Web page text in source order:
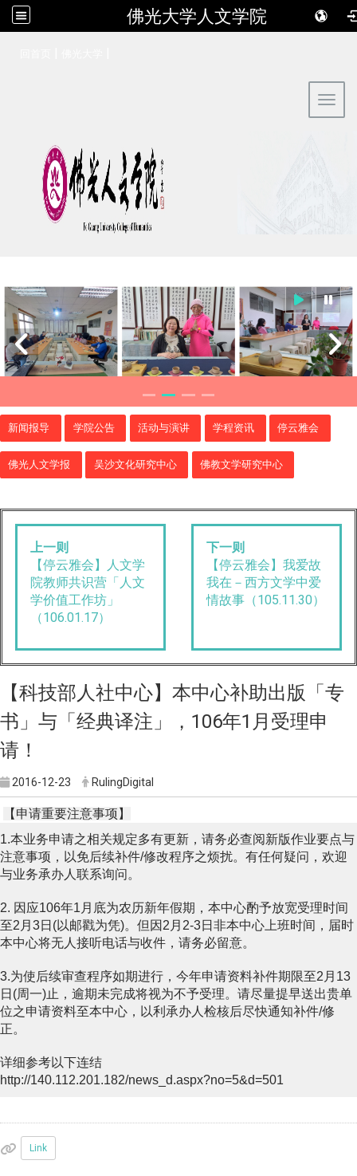
佛光大学人文学院
新闻报导 学院公告 活动与演讲 学程资讯 停云雅会
佛光人文学报 吴沙文化研究中心 佛教文学研究中心
上一则
【停云雅会】人文学
院教师共识营「人文
学价值工作坊」
（106.01.17）
下一则
【停云雅会】我爱故
我在－西方文学中爱
情故事（105.11.30）
【科技部人社中心】本中心补助出版「专
书」与「经典译注」，106年1月受理申
请！
2016-12-23 RulingDigital
【申请重要注意事项】
1.本业务申请之相关规定多有更新，请务必查阅新版作业要点与
注意事项，以免后续补件/修改程序之烦扰。有任何疑问，欢迎
与业务承办人联系询问。
2. 因应106年1月底为农历新年假期，本中心酌予放宽受理时间
至2月3日(以邮戳为凭)。但因2月2-3日非本中心上班时间，届时
本中心将无人接听电话与收件，请务必留意。
3.为使后续审查程序如期进行，今年申请资料补件期限至2月13
日(周一)止，逾期未完成将视为不予受理。请尽量提早送出贵单
位之申请资料至本中心，以利承办人检核后尽快通知补件/修
正。
详细参考以下连结
http://140.112.201.182/news_d.aspx?no=5&d=501
Link